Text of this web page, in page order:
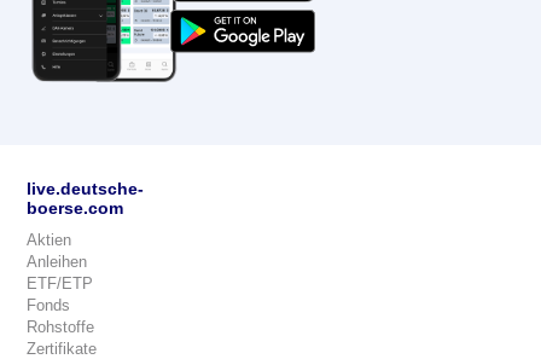
live.deutsche-
boerse.com
Aktien
Anleihen
ETF/ETP
Fonds
Rohstoffe
Zertifikate